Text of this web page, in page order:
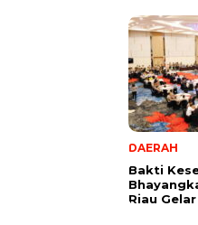
DAERAH
Bakti
Riau